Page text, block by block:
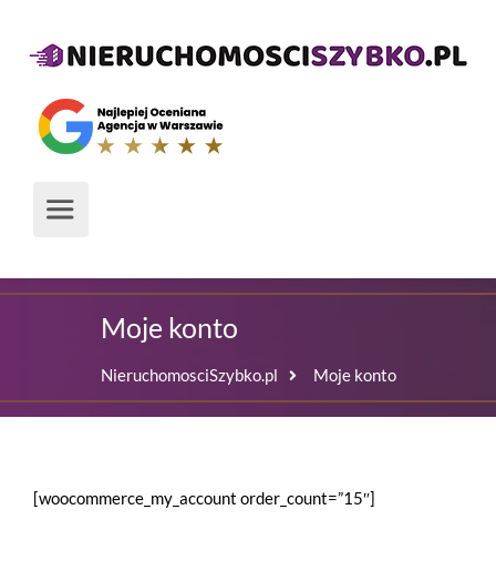
Moje konto
NieruchomosciSzybko.pl Moje konto
[woocommerce_my_account order_count=”15″]